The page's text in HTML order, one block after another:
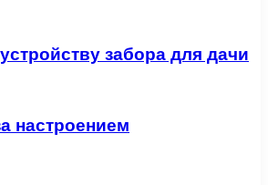
забора для дачи
настроением